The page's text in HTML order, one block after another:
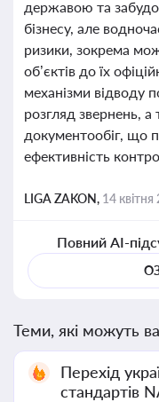
державою та
бізнесу, але
ризики, зокрема
об’єктів до їх
механізми відводу
розгляд звернень,
документообіг, що
ефективність
LIGA ZAKON, 14
Повний AI-
Теми, які можуть
Перехід
стандартів